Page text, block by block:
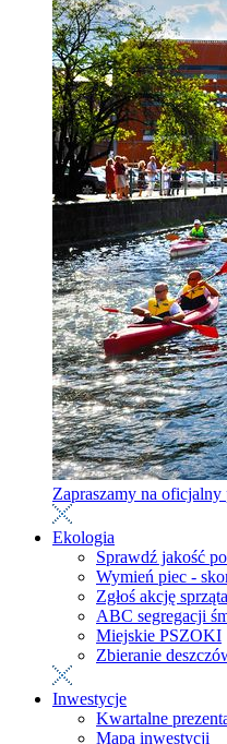
Zapraszamy na
Ekologia
Sprawdź jakość
Wymień piec -
Zgłoś akcję
ABC segregacji
Miejskie PSZOKI
Zbieranie
Inwestycje
Kwartalne
Mapa inwestycji